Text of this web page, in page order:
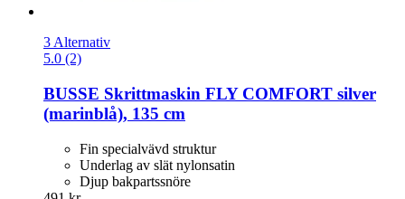
3 Alternativ
5.0 (2)
BUSSE Skrittmaskin FLY COMFORT silver
(marinblå), 135 cm
Fin specialvävd struktur
Underlag av slät nylonsatin
Djup bakpartssnöre